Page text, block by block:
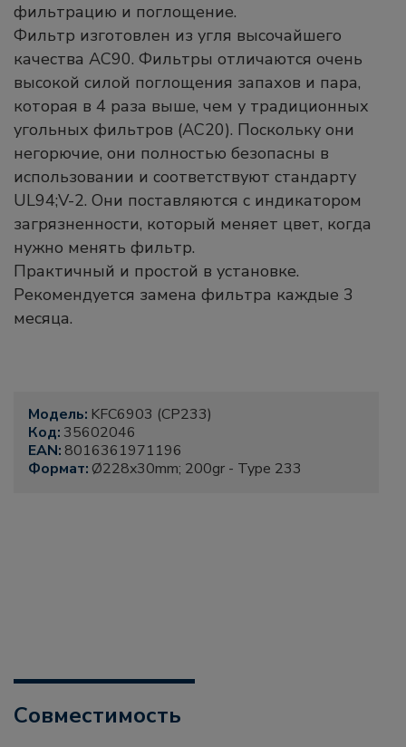
фильтрацию и поглощение.
Фильтр изготовлен из угля высочайшего
качества AC90. Фильтры отличаются очень
высокой силой поглощения запахов и пара,
которая в 4 раза выше, чем у традиционных
угольных фильтров (AC20). Поскольку они
негорючие, они полностью безопасны в
использовании и соответствуют стандарту
UL94;V-2. Они поставляются с индикатором
загрязненности, который меняет цвет, когда
нужно менять фильтр.
Практичный и простой в установке.
Рекомендуется замена фильтра каждые 3
месяца.
Модель: KFC6903 (CP233)
Код: 35602046
EAN: 8016361971196
Формат: Ø228x30mm; 200gr - Type 233
Совместимость